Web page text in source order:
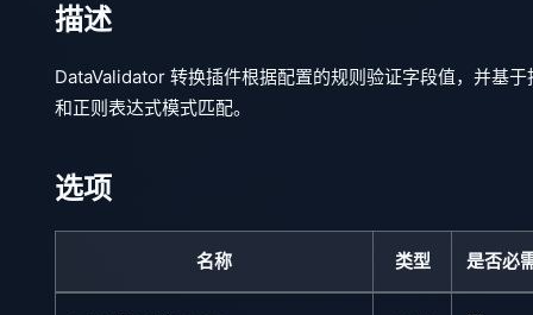
描述
DataValidator 转换插件根据配置的规则验证字段值，并基
和正则表达式模式匹配。
选项
名称 类型 是否必